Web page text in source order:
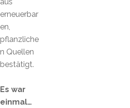
erneuerbar
en,
pflanzliche
n Quellen
bestätigt.
Es war
einmal…